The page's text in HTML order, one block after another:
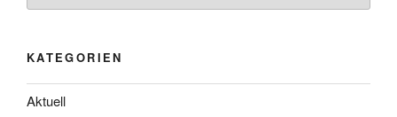
KATEGORIEN
Aktuell